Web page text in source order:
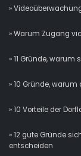
»
» Warum Zugang
» 11 Gründe,
» 10 Gründe,
» 10 Vorteile der
» 12 gute Gründe
entscheiden